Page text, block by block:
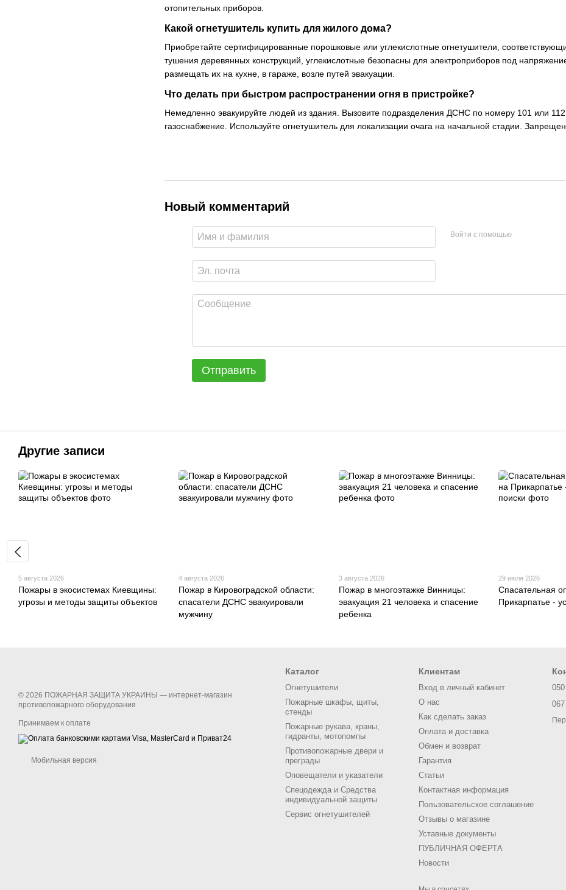
отопительных приборов.
Какой огнетушитель купить для жилого дома?
Приобретайте сертифицированные порошковые или углекислотные огнетушители,
тушения деревянных конструкций, углекислотные безопасны для электроприборов под
размещать их на кухне, в гараже, возле путей эвакуации.
Что делать при быстром распространении огня в пристройке?
Немедленно эвакуируйте людей из здания. Вызовите подразделения ДСНС по номеру 101 или
газоснабжение. Используйте огнетушитель для локализации очага на начальной стадии.
Новый комментарий
Войти с помощью
Отправить
Другие записи
5 августа 2026
Пожары в экосистемах Киевщины:
угрозы и методы защиты объектов
4 августа 2026
Пожар в Кировоградской области:
спасатели ДСНС эвакуировали
мужчину
3 августа 2026
Пожар в многоэтажке Винницы:
эвакуация 21 человека и спасение
ребенка
29 июля 2026
Спасательная
Прикарпатье -
© 2026 ПОЖАРНАЯ ЗАЩИТА УКРАИНЫ — интернет-магазин
противопожарного оборудования
Принимаем к оплате
Мобильная версия
Каталог
Огнетушители
Пожарные шкафы, щиты,
стенды
Пожарные рукава, краны,
гидранты, мотопомпы
Противопожарные двери и
преграды
Оповещатели и указатели
Спецодежда и Средства
индивидуальной защиты
Сервис огнетушителей
Клиентам
Вход в личный кабинет
О нас
Как сделать заказ
Оплата и доставка
Обмен и возврат
Гарантия
Статьи
Контактная информация
Пользовательское соглашение
Отзывы о магазине
Уставные документы
ПУБЛИЧНАЯ ОФЕРТА
Новости